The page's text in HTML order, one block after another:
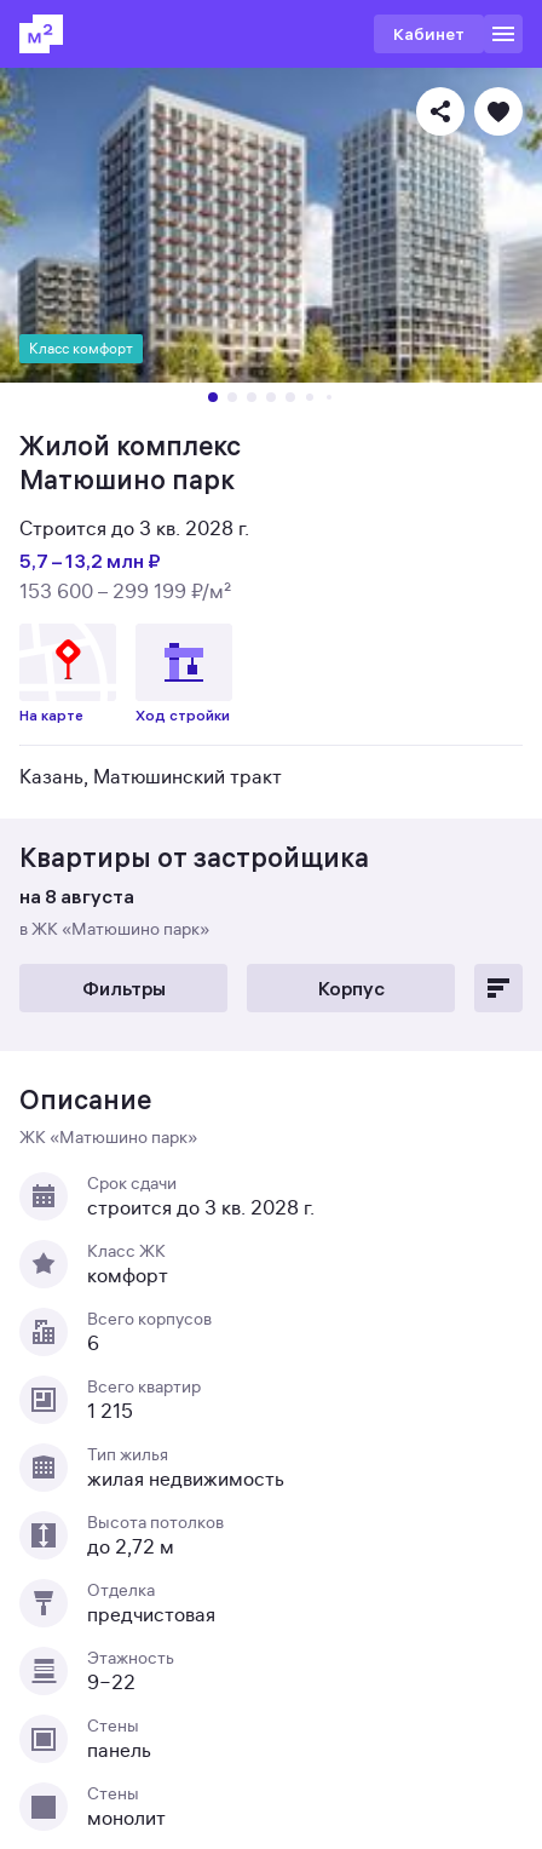
Кабинет
Класс комфорт
Жилой комплекс
Матюшино парк
Строится до 3 кв. 2028 г.
5,7 – 13,2 млн ₽
153 600 – 299 199 ₽/м²
На карте Ход стройки
Казань, Матюшинский тракт
Квартиры от застройщика
на 8 августа
в ЖК «Матюшино парк»
Фильтры Корпус
Описание
ЖК «Матюшино парк»
Срок сдачи
строится до 3 кв. 2028 г.
Класс ЖК
комфорт
Всего корпусов
6
Всего квартир
1 215
Тип жилья
жилая недвижимость
Высота потолков
до 2,72 м
Отделка
предчистовая
Этажность
9−22
Стены
панель
Стены
монолит